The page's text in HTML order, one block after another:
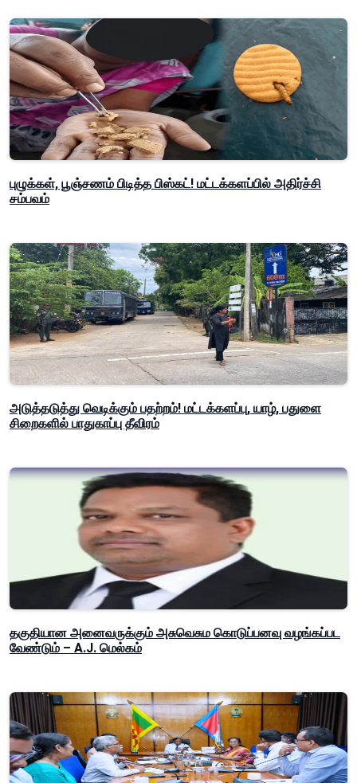
புழுக்கள், பூஞ்சணம் பிடித்த பிஸ்கட்! மட்டக்களப்பில் அதிர்ச்சி
சம்பவம்
அடுத்தடுத்து வெடிக்கும் பதற்றம்! மட்டக்களப்பு, யாழ், பதுளை
சிறைகளில் பாதுகாப்பு தீவிரம்
தகுதியான அனைவருக்கும் அசுவெசும கொடுப்பனவு வழங்கப்பட
வேண்டும் – A.J. மெல்கம்